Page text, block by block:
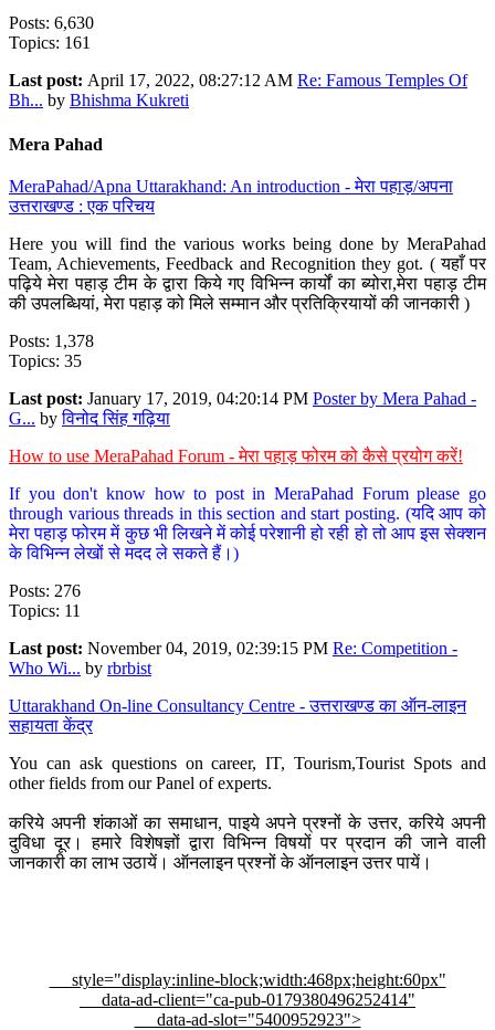
Posts: 6,630
Topics: 161
Last post: April 17, 2022, 08:27:12 AM Re: Famous Temples Of
Bh... by Bhishma Kukreti
Mera Pahad
MeraPahad/Apna Uttarakhand: An introduction - मेरा पहाड़/अपना
उत्तराखण्ड : एक परिचय
Here you will find the various works being done by MeraPahad
Team, Achievements, Feedback and Recognition they got. ( यहाँ पर
पढ़िये मेरा पहाड़ टीम के द्वारा किये गए विभिन्न कार्यों का ब्योरा,मेरा पहाड़ टीम
की उपलब्धियां, मेरा पहाड़ को मिले सम्मान और प्रतिक्रियायों की जानकारी )
Posts: 1,378
Topics: 35
Last post: January 17, 2019, 04:20:14 PM Poster by Mera Pahad -
G... byविनोद सिंह गढ़िया
How to use MeraPahad Forum - मेरा पहाड़ फोरम को कैसे प्रयोग करें!
If you don't know how to post in MeraPahad Forum please go
through various threads in this section and start posting. (यदि आप को
मेरा पहाड़ फोरम में कुछ भी लिखने में कोई परेशानी हो रही हो तो आप इस सेक्शन
के विभिन्न लेखों से मदद ले सकते हैं।)
Posts: 276
Topics: 11
Last post: November 04, 2019, 02:39:15 PM Re: Competition -
Who Wi... by rbrbist
Uttarakhand On-line Consultancy Centre - उत्तराखण्ड का ऑन-लाइन
सहायता केंद्र
You can ask questions on career, IT, Tourism,Tourist Spots and
other fields from our Panel of experts.
करिये अपनी शंकाओं का समाधान, पाइये अपने प्रश्नों के उत्तर, करिये अपनी
दुविधा दूर। हमारे विशेषज्ञों द्वारा विभिन्न विषयों पर प्रदान की जाने वाली
जानकारी का लाभ उठायें। ऑनलाइन प्रश्नों के ऑनलाइन उत्तर पायें।
style="display:inline-block;width:468px;height:60px"
data-ad-client="ca-pub-0179380496252414"
data-ad-slot="5400952923">